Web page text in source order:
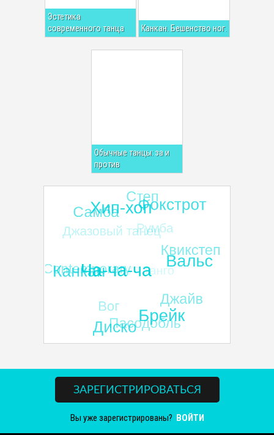
Эстетика
современного танца
Канкан. Бешенство ног.
Обычные танцы: за и
против
ЗАРЕГИСТРИРОВАТЬСЯ
Вы уже зарегистрированы? ВОЙТИ